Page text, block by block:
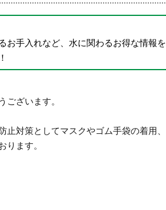
お手入れなど、水に関わるお得な情報を
ございます。
対策としてマスクやゴム手袋の着用、
ります。